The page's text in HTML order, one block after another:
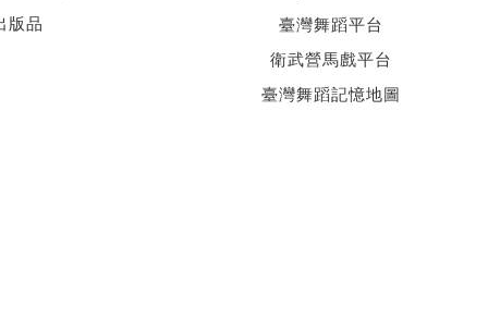
版品
臺灣舞蹈平台
衛武營馬戲平台
臺灣舞蹈記憶地圖